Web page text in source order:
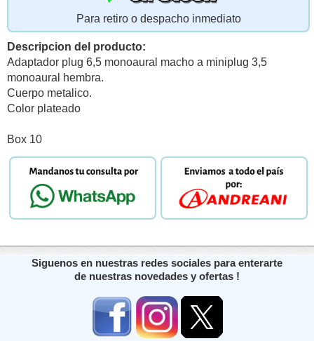
Para retiro o despacho inmediato
Descripcion del producto:
Adaptador plug 6,5 monoaural macho a miniplug 3,5
monoaural hembra.
Cuerpo metalico.
Color plateado
Box 10
Siguenos en nuestras redes sociales para enterarte
de nuestras novedades y ofertas !